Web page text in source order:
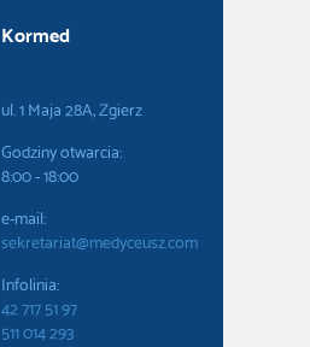
Kormed
ul. 1 Maja 28A, Zgierz
Godziny otwarcia:
8:00 - 18:00
e-mail:
sekretariat@medyceusz.com
Infolinia:
42 717 51 97
511 014 293